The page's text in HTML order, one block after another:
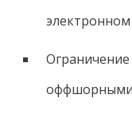
оффшорными